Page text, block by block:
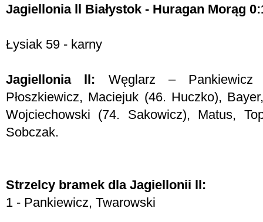
Jagiellonia ll Białystok - Huragan Morąg
Łysiak 59 - karny
Jagiellonia ll: Węglarz – Pankiewicz
Płoszkiewicz, Maciejuk (46. Huczko),
Wojciechowski (74. Sakowicz), Matus,
Sobczak.
Strzelcy bramek dla Jagiellonii ll:
1 - Pankiewicz, Twarowski